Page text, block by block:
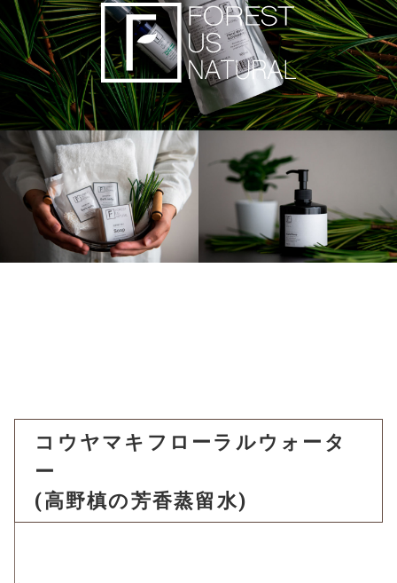
コウヤマキフローラルウォータ
ー
(高野槙の芳香蒸留水)